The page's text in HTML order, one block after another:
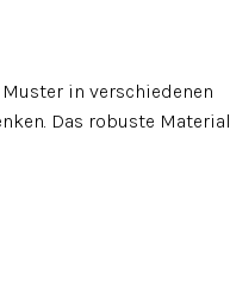
in verschiedenen
Das robuste Material